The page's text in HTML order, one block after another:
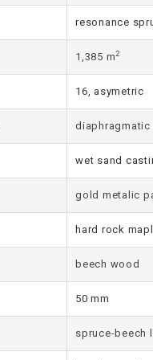
resonance
1,385 m2
16, asymetric
diaphragmatic
wet sand
gold metalic
hard rock
beech wood
50 mm
spruce-beech